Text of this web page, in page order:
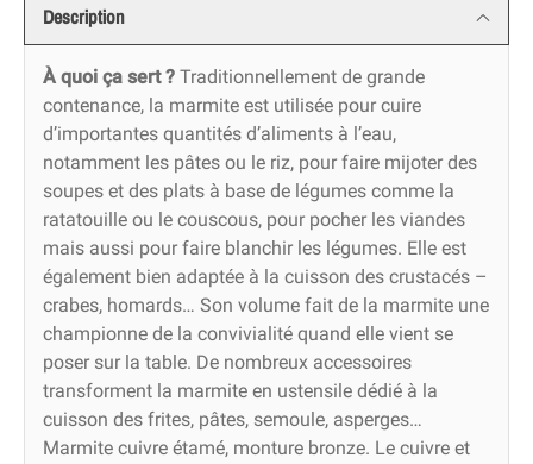
Description
À quoi ça sert ? Traditionnellement de grande
contenance, la marmite est utilisée pour cuire
d’importantes quantités d’aliments à l’eau,
notamment les pâtes ou le riz, pour faire mijoter des
soupes et des plats à base de légumes comme la
ratatouille ou le couscous, pour pocher les viandes
mais aussi pour faire blanchir les légumes. Elle est
également bien adaptée à la cuisson des crustacés –
crabes, homards… Son volume fait de la marmite une
championne de la convivialité quand elle vient se
poser sur la table. De nombreux accessoires
transforment la marmite en ustensile dédié à la
cuisson des frites, pâtes, semoule, asperges…
Marmite cuivre étamé, monture bronze. Le cuivre et